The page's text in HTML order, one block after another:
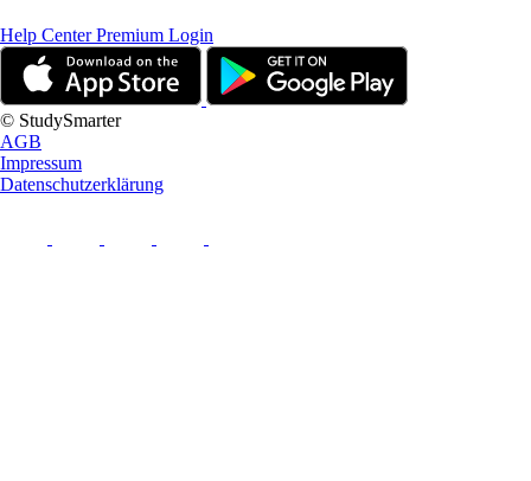
Help CenterPremium Login
© StudySmarter
AGB
Impressum
Datenschutzerklärung